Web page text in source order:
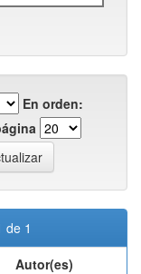
En orden:
de 1
Autor(es)